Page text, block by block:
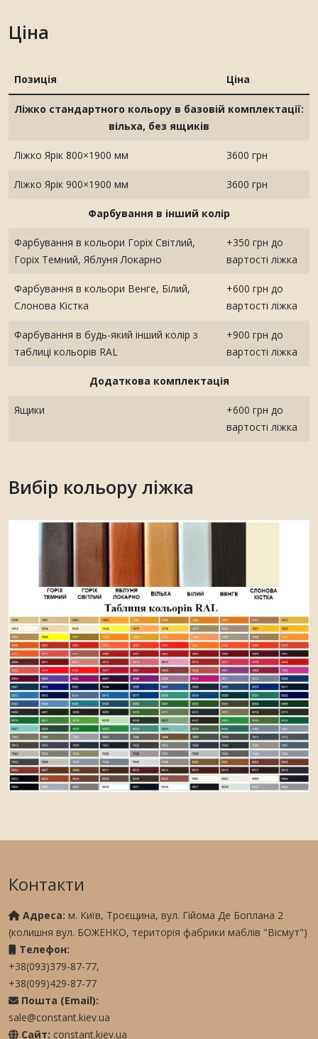
Ціна
Позиція Ціна
Ліжко стандартного кольору в базовій комплектації:
вільха, без ящиків
Ліжко Ярік 800×1900 мм 3600 грн
Ліжко Ярік 900×1900 мм 3600 грн
Фарбування в інший колір
Фарбування в кольори Горіх Світлий,
Горіх Темний, Яблуня Локарно
+350 грн до
вартості ліжка
Фарбування в кольори Венге, Білий,
Слонова Кістка
+600 грн до
вартості ліжка
Фарбування в будь-який інший колір з
таблиці кольорів RAL
+900 грн до
вартості ліжка
Додаткова комплектація
Ящики
+600 грн до
вартості ліжка
Вибір кольору ліжка
Контакти
Адреса: м. Київ, Троєщина, вул. Гійома Де Боплана 2
(колишня вул. БОЖЕНКО, територія фабрики маблів "Вісмут")
Телефон:
+38(093)379-87-77,
+38(099)429-87-77
Пошта (Email):
sale@constant.kiev.ua
Сайт: constant.kiev.ua